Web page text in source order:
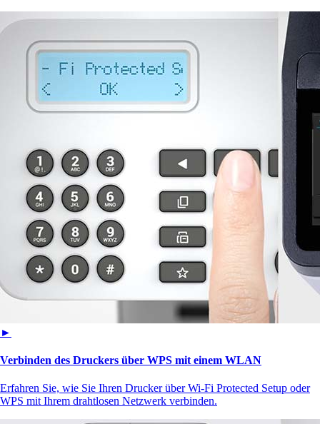
►
Verbinden des Druckers über WPS mit einem WLAN
Erfahren Sie, wie Sie Ihren Drucker über Wi‑Fi Protected Setup oder
WPS mit Ihrem drahtlosen Netzwerk verbinden.